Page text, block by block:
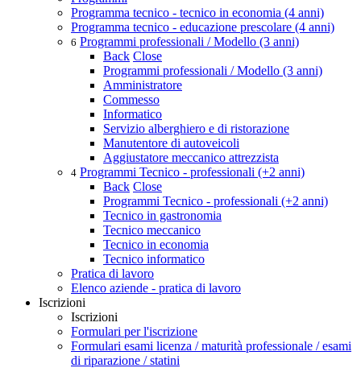
Programma tecnico - tecnico in economia (4 anni)
Programma tecnico - educazione prescolare (4 anni)
6 Programmi professionali / Modello (3 anni)
Back Close
Programmi professionali / Modello (3 anni)
Amministratore
Commesso
Informatico
Servizio alberghiero e di ristorazione
Manutentore di autoveicoli
Aggiustatore meccanico attrezzista
4 Programmi Tecnico - professionali (+2 anni)
Back Close
Programmi Tecnico - professionali (+2 anni)
Tecnico in gastronomia
Tecnico meccanico
Tecnico in economia
Tecnico informatico
Pratica di lavoro
Elenco aziende - pratica di lavoro
Iscrizioni
Iscrizioni
Formulari per l'iscrizione
Formulari esami licenza / maturità professionale / esami
di riparazione / statini